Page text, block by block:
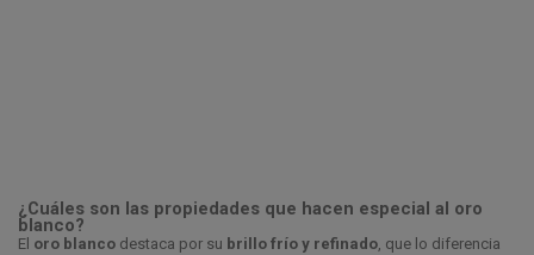
¿Cuáles son las propiedades que hacen especial al oro
blanco?
El oro blanco destaca por su brillo frío y refinado, que lo diferencia